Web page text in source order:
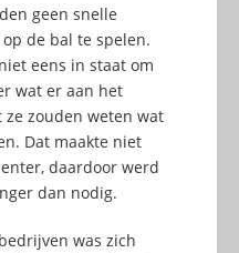
geen snelle
de bal te spelen.
eens in staat om
wat er aan het
ze zouden weten wat
Dat maakte niet
daardoor werd
dan nodig.
was zich